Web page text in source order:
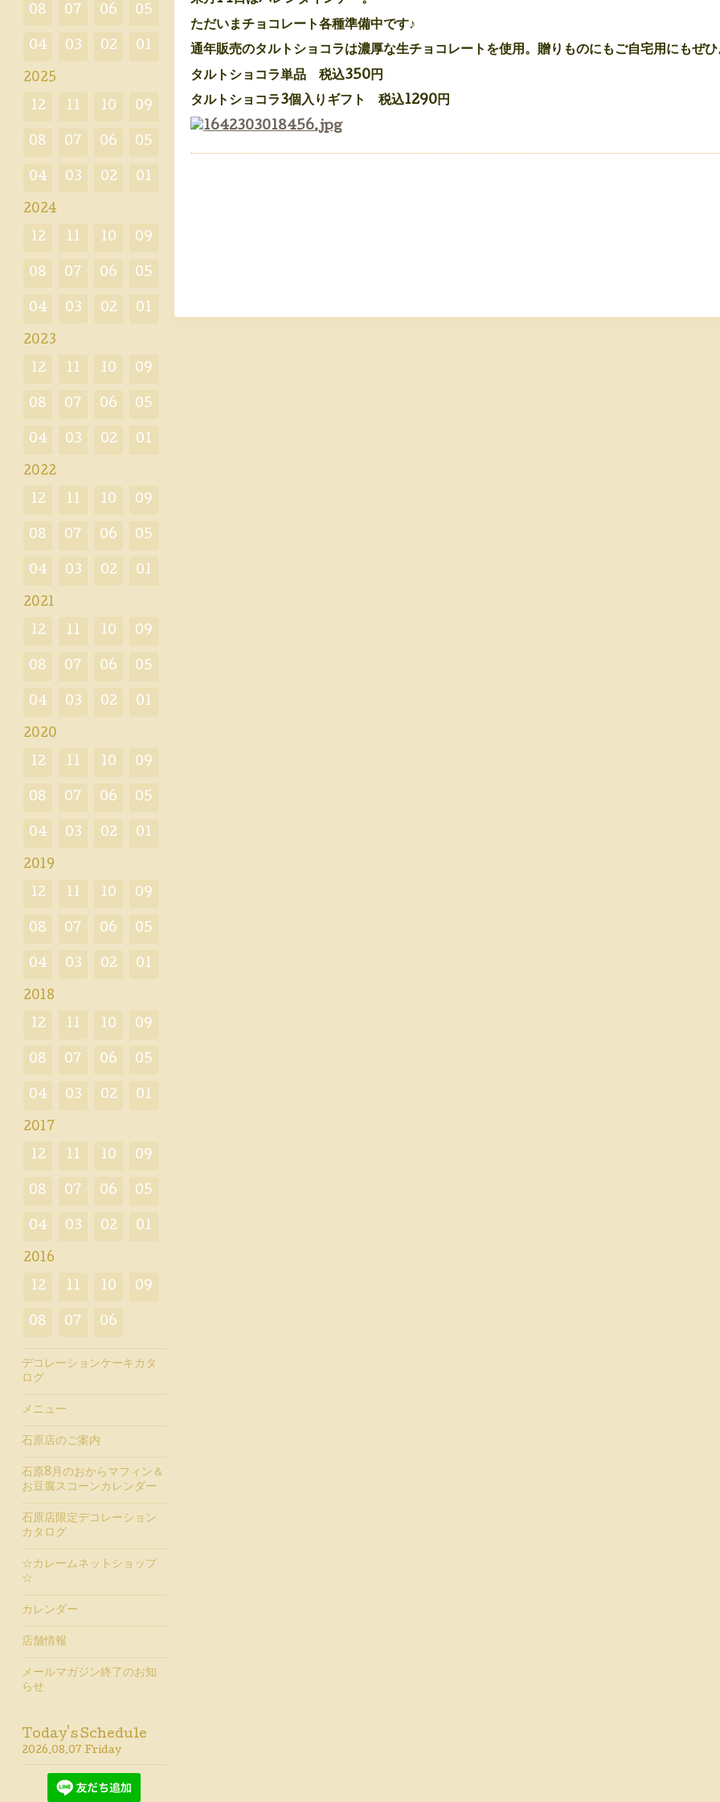
ただいまチョコレート各種準備中です♪
通年販売のタルトショコラは濃厚な生チョコレートを使用。贈りものにもご自宅用にもぜひ
タルトショコラ単品 税込350円
タルトショコラ3個入りギフト 税込1290円
08 07 06 05
04 03 02 01
2025
12 11 10 09
08 07 06 05
04 03 02 01
2024
12 11 10 09
08 07 06 05
04 03 02 01
2023
12 11 10 09
08 07 06 05
04 03 02 01
2022
12 11 10 09
08 07 06 05
04 03 02 01
2021
12 11 10 09
08 07 06 05
04 03 02 01
2020
12 11 10 09
08 07 06 05
04 03 02 01
2019
12 11 10 09
08 07 06 05
04 03 02 01
2018
12 11 10 09
08 07 06 05
04 03 02 01
2017
12 11 10 09
08 07 06 05
04 03 02 01
2016
12 11 10 09
08 07 06
デコレーションケーキカタ
ログ
メニュー
石原店のご案内
石原8月のおからマフィン＆
お豆腐スコーンカレンダー
石原店限定デコレーション
カタログ
☆カレームネットショップ
☆
カレンダー
店舗情報
メールマガジン終了のお知
らせ
Today's Schedule
2026.08.07 Friday